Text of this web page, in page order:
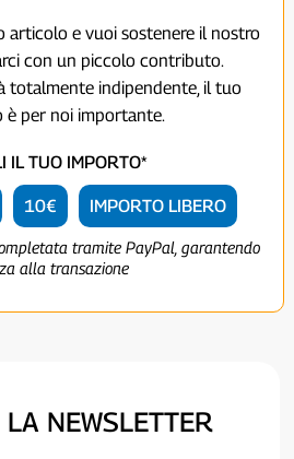
articolo e vuoi sostenere il nostro
con un piccolo contributo.
totalmente indipendente, il tuo
è per noi importante.
IL TUO IMPORTO*
10€ IMPORTO LIBERO
tramite PayPal, garantendo
alla transazione
NEWSLETTER